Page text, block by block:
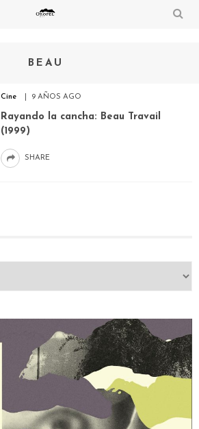
BEAU
Cine 9 AÑOS AGO
Rayando la cancha: Beau Travail
(1999)
SHARE